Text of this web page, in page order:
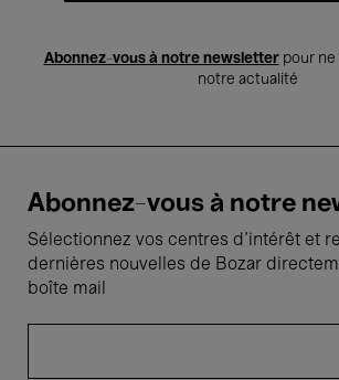
Abonnez-vous à notre newsletterpour ne
notre actualité
Abonnez-vous à notre
Sélectionnez vos centres d'intérêt et
dernières nouvelles de Bozar
boîte mail